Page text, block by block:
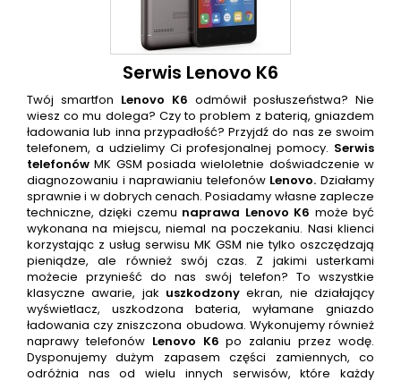
Serwis Lenovo K6
Twój smartfon Lenovo K6 odmówił posłuszeństwa? Nie
wiesz co mu dolega? Czy to problem z baterią, gniazdem
ładowania lub inna przypadłość? Przyjdź do nas ze swoim
telefonem, a udzielimy Ci profesjonalnej pomocy. Serwis
telefonów MK GSM posiada wieloletnie doświadczenie w
diagnozowaniu i naprawianiu telefonów Lenovo. Działamy
sprawnie i w dobrych cenach. Posiadamy własne zaplecze
techniczne, dzięki czemu naprawa Lenovo K6 może być
wykonana na miejscu, niemal na poczekaniu. Nasi klienci
korzystając z usług serwisu MK GSM nie tylko oszczędzają
pieniądze, ale również swój czas. Z jakimi usterkami
możecie przynieść do nas swój telefon? To wszystkie
klasyczne awarie, jak uszkodzony ekran, nie działający
wyświetlacz, uszkodzona bateria, wyłamane gniazdo
ładowania czy zniszczona obudowa. Wykonujemy również
naprawy telefonów Lenovo K6po zalaniu przez wodę.
Dysponujemy dużym zapasem części zamiennych, co
odróżnia nas od wielu innych serwisów, które każdy